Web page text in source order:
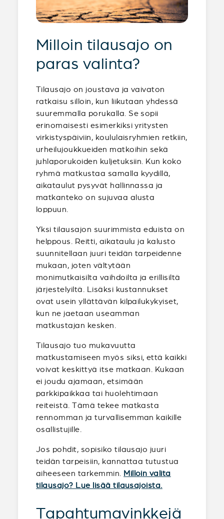
Milloin tilausajo on
paras valinta?
Tilausajo on joustava ja vaivaton
ratkaisu silloin, kun liikutaan yhdessä
suuremmalla porukalla. Se sopii
erinomaisesti esimerkiksi yritysten
virkistyspäiviin, koululaisryhmien retkiin,
urheilujoukkueiden matkoihin sekä
juhlaporukoiden kuljetuksiin. Kun koko
ryhmä matkustaa samalla kyydillä,
aikataulut pysyvät hallinnassa ja
matkanteko on sujuvaa alusta
loppuun.
Yksi tilausajon suurimmista eduista on
helppous. Reitti, aikataulu ja kalusto
suunnitellaan juuri teidän tarpeidenne
mukaan, joten vältytään
monimutkaisilta vaihdoilta ja erillisiltä
järjestelyiltä. Lisäksi kustannukset
ovat usein yllättävän kilpailukykyiset,
kun ne jaetaan useamman
matkustajan kesken.
Tilausajo tuo mukavuutta
matkustamiseen myös siksi, että kaikki
voivat keskittyä itse matkaan. Kukaan
ei joudu ajamaan, etsimään
parkkipaikkaa tai huolehtimaan
reiteistä. Tämä tekee matkasta
rennomman ja turvallisemman kaikille
osallistujille.
Jos pohdit, sopisiko tilausajo juuri
teidän tarpeisiin, kannattaa tutustua
aiheeseen tarkemmin. Milloin valita
tilausajo? Lue lisää tilausajoista.
Tapahtumavinkkejä